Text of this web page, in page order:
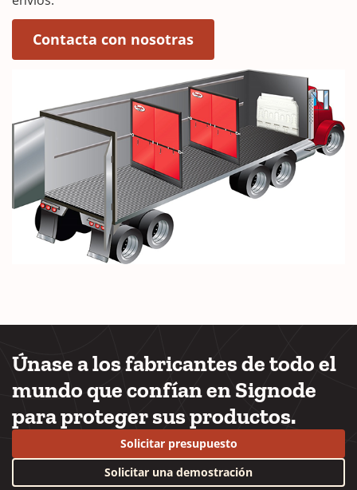
Contacta con nosotras
Únase a los fabricantes de todo el
mundo que confían en Signode
para proteger sus productos.
Solicitar presupuesto
Solicitar una demostración